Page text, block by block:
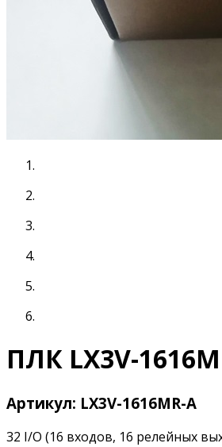
ПЛК LX3V-
Артикул: LX3V-1616MR-А
32 I/O (16 входов, 16 релейных